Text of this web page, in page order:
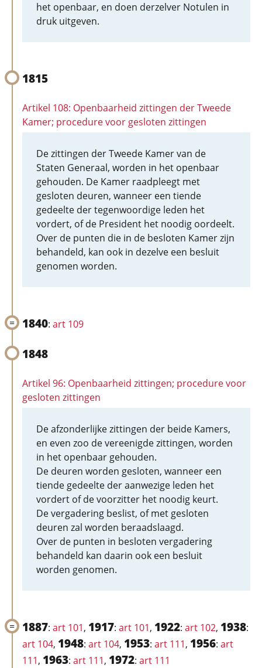
het openbaar, en doen derzelver Notulen in
druk uitgeven.
1815
Artikel 108: Openbaarheid zittingen der Tweede
Kamer; procedure voor gesloten zittingen
De zittingen der Tweede Kamer van de
Staten Generaal, worden in het openbaar
gehouden. De Kamer raadpleegt met
gesloten deuren, wanneer een tiende
gedeelte der tegenwoordige leden het
vordert, of de President het noodig oordeelt.
Over de punten die in de besloten Kamer zijn
behandeld, kan ook in dezelve een besluit
genomen worden.
1840: art 109
1848
Artikel 96: Openbaarheid zittingen; procedure voor
gesloten zittingen
De afzonderlijke zittingen der beide Kamers,
en even zoo de vereenigde zittingen, worden
in het openbaar gehouden.
De deuren worden gesloten, wanneer een
tiende gedeelte der aanwezige leden het
vordert of de voorzitter het noodig keurt.
De vergadering beslist, of met gesloten
deuren zal worden beraadslaagd.
Over de punten in besloten vergadering
behandeld kan daarin ook een besluit
worden genomen.
1887: art 101, 1917: art 101, 1922: art 102, 1938:
art 104, 1948: art 104, 1953: art 111, 1956: art
111, 1963: art 111, 1972: art 111